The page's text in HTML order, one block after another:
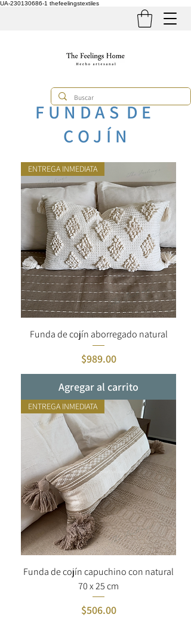
UA-230130686-1 thefeelingstextiles
F U N D A S D E
C O J Í N
ENTREGA INMEDIATA
Funda de cojín aborregado natural
Precio
$989.00
Agregar al carrito
ENTREGA INMEDIATA
Funda de cojín capuchino con natural
70 x 25 cm
Precio
$506.00